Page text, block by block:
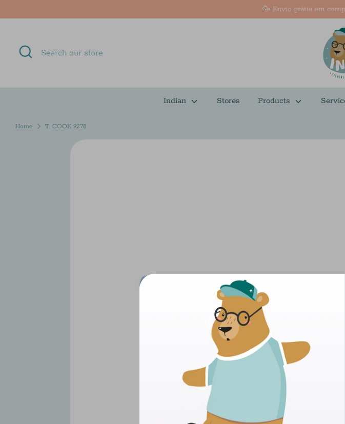
to
🥳 Envio grátis em
Search
Search
Indian Stores Products
Home T. COOK 9278